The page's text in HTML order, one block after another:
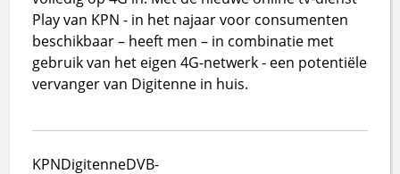
Play van KPN - in het najaar voor consumenten
beschikbaar – heeft men – in combinatie met
gebruik van het eigen 4G-netwerk - een potentiële
vervanger van Digitenne in huis.
KPNDigitenneDVB-